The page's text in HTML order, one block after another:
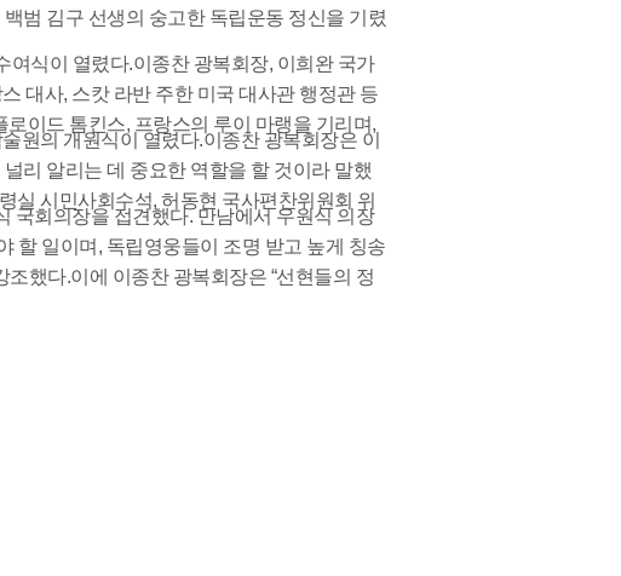
범 김구 선생의 숭고한 독립운동 정신을 기렸
여식이 열렸다.이종찬 광복회장, 이희완 국가
대사, 스캇 라반 주한 미국 대사관 행정관 등
이드 톰킨스, 프랑스의 루이 마랭을 기리며,
원의 개원식이 열렸다.이종찬 광복회장은 이
리 알리는 데 중요한 역할을 할 것이라 말했
실 시민사회수석, 허동현 국사편찬위원회 위
국회의장을 접견했다. 만남에서 우원식 의장
할 일이며, 독립영웅들이 조명 받고 높게 칭송
했다.이에 이종찬 광복회장은 “선현들의 정